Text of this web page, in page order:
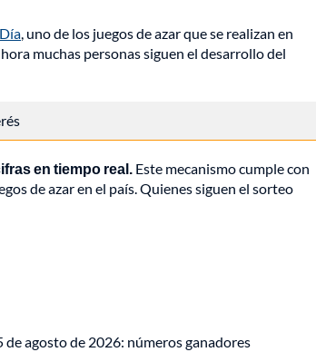
, uno de los juegos de azar que se realizan en
muchas personas siguen el desarrollo del
en tiempo real. Este mecanismo cumple con
de azar en el país. Quienes siguen el sorteo
agosto de 2026: números ganadores